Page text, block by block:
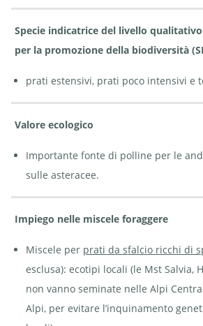
Specie indicatrice del livello
per la promozione della biodiversità
prati estensivi, prati poco intensivi e
Valore ecologico
Importante fonte di polline per le
sulle asteracee.
Impiego nelle miscele foraggere
Miscele per prati da sfalcio ricchi di
esclusa): ecotipi locali (le Mst Salvia,
non vanno seminate nelle Alpi
Alpi, per evitare l’inquinamento